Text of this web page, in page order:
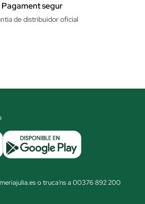
Pagament segur
de distribuidor oficial
o truca'ns a 00376 892 200